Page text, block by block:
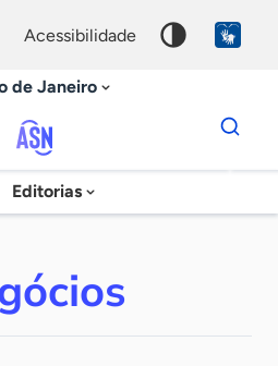
acessibilidade
de Janeiro
Agência
Sebrae
Notícias
Editorias
Dados
para
chave